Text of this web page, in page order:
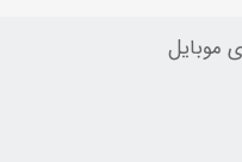
موبایل